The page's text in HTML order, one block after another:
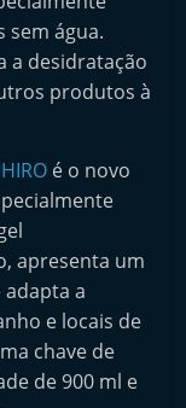
sem água.
a desidratação
produtos à
é o novo
apresenta um
a
e locais de
chave de
de 900 ml e